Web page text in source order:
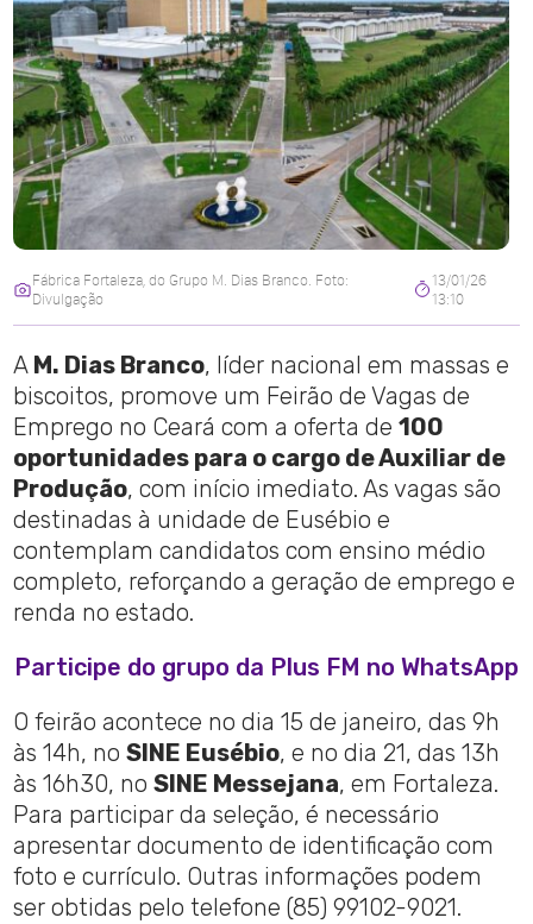
Fábrica Fortaleza, do Grupo M. Dias Branco. Foto:
Divulgação
13/01/26
13:10
A M. Dias Branco, líder nacional em massas e
biscoitos, promove um Feirão de Vagas de
Emprego no Ceará com a oferta de100
oportunidades para o cargo de Auxiliar de
Produção, com início imediato. As vagas são
destinadas à unidade de Eusébio e
contemplam candidatos com ensino médio
completo, reforçando a geração de emprego e
renda no estado.
Participe do grupo da Plus FM no WhatsApp
O feirão acontece no dia 15 de janeiro, das 9h
às 14h, noSINE Eusébio, e no dia 21, das 13h
às 16h30, noSINE Messejana, em Fortaleza.
Para participar da seleção, é necessário
apresentar documento de identificação com
foto e currículo. Outras informações podem
ser obtidas pelo telefone (85) 99102-9021.